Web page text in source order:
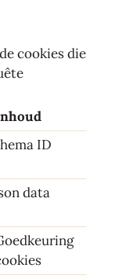
cookies die
ID
data